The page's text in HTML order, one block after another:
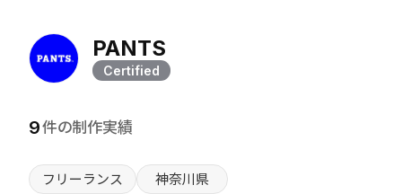
PANTS
Certified
9件の制作実績
フリーランス 神奈川県